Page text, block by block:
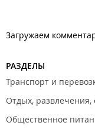
Загружаем
РАЗДЕЛЫ
Транспорт и
Отдых, развлечения,
Общественное